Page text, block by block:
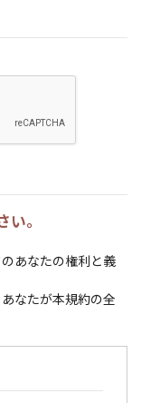
。
あなたの権利と義
なたが本規約の全